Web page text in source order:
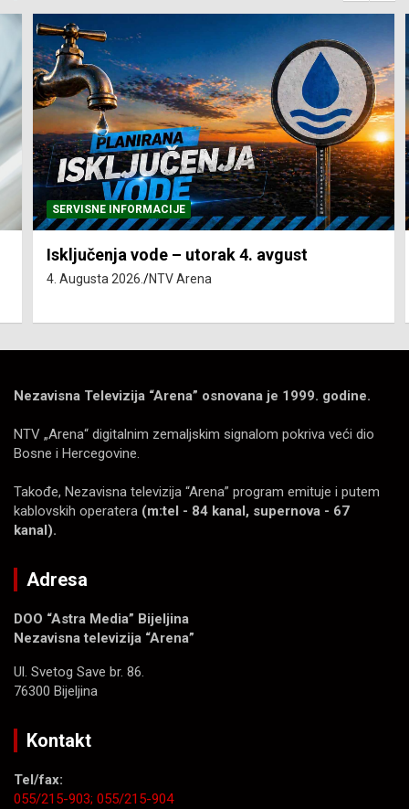
SERVISNE INFORMACIJE
Isključenja vode – utorak 4. avgust
4. Augusta 2026. NTV Arena
Nezavisna Televizija “Arena” osnovana je 1999. godine.
NTV „Arena“ digitalnim zemaljskim signalom pokriva veći dio
Bosne i Hercegovine.
Takođe, Nezavisna televizija “Arena” program emituje i putem
kablovskih operatera (m:tel - 84 kanal, supernova - 67
kanal).
Adresa
DOO “Astra Media” Bijeljina
Nezavisna televizija “Arena”
Ul. Svetog Save br. 86.
76300 Bijeljina
Kontakt
Tel/fax:
055/215-903; 055/215-904